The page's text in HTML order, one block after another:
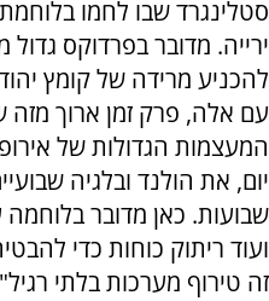
סטלינגרד שבו לחמו
ירייה. מדובר בפרדוקס גדול
להכניע מרידה של קומץ
עם אלה, פרק זמן ארוך
יום, את הולנד ובלגיה
שבועות. כאן מדובר
ועוד ריתוק כוחות כדי
זה טירוף מערכות בלתי